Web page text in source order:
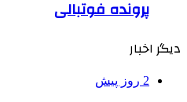
پرونده فوتبالی
دیگر اخبار
2 روز پیش